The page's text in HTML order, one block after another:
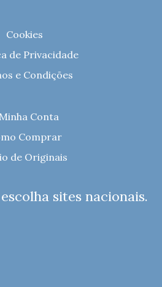
Cookies
de Privacidade
e Condições
Conta
Comprar
de Originais
sites nacionais.